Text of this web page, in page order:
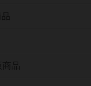
品